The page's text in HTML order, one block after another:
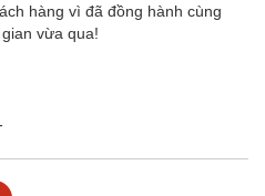
hàng vì đã đồng hành cùng
vừa qua!